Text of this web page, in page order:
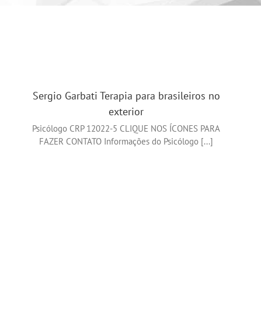
Sergio Garbati Terapia para brasileiros no
exterior
Psicólogo CRP 12022-5 CLIQUE NOS ÍCONES PARA
FAZER CONTATO Informações do Psicólogo [...]